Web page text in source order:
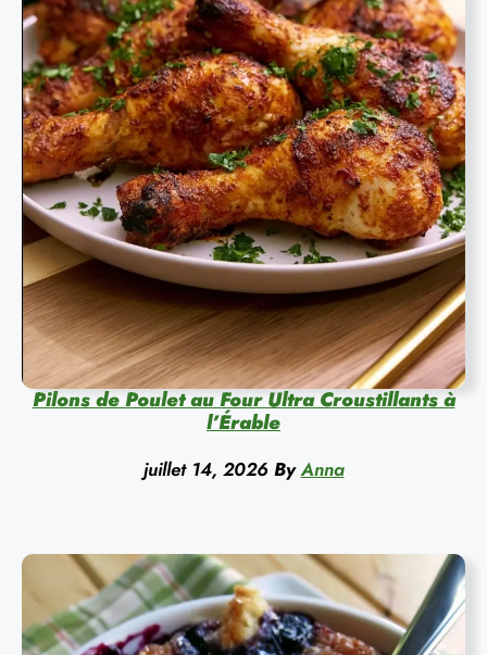
Pilons de Poulet au Four Ultra Croustillants à
l’Érable
juillet 14, 2026 By Anna